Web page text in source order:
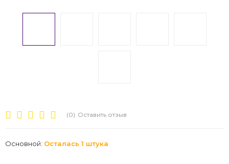
(0) Оставить отзыв
Основной: Осталась 1 штука